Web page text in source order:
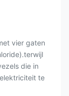
vier gaten
die in
te